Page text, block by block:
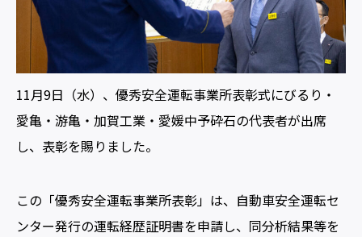
11月9日（水）、優秀安全運転事業所表彰式にびるり・
愛亀・游亀・加賀工業・愛媛中予砕石の代表者が出席
し、表彰を賜りました。
この「優秀安全運転事業所表彰」は、自動車安全運転セ
ンター発行の運転経歴証明書を申請し、同分析結果等を